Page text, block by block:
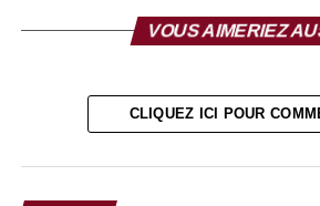
interprétations sur les rapports réels
majeures du pouvoir.
comme un tournant décisif, pourrait
désormais autour de la
VOUS AIMERIEZ
CLIQUEZ ICI POUR